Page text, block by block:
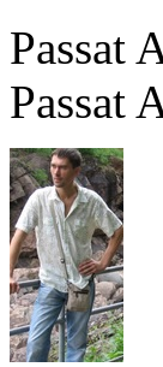
Passat
Passat